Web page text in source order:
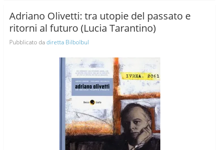
Adriano Olivetti: tra utopie del passato e
ritorni al futuro (Lucia Tarantino)
Pubblicato dadiretta Bilbolbul